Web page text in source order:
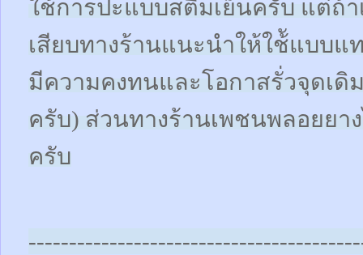
ใช้การปะแบบสตีมเย็นครับ แต่ถ้
เสียบทางร้านแนะนำให้ใช้ัแบบแ
มีความคงทนและโอกาสรั่วจุดเ
ครับ) ส่วนทางร้านเพชนพลอยย
ครับ